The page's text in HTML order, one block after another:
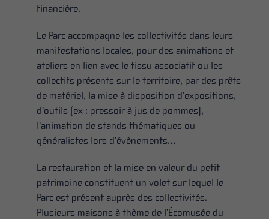
financière.
Le Parc accompagne les collectivités dans leurs
manifestations locales, pour des animations et
ateliers en lien avec le tissu associatif ou les
collectifs présents sur le territoire, par des prêts
de matériel, la mise à disposition d’expositions,
d’outils (ex : pressoir à jus de pommes),
l’animation de stands thématiques ou
généralistes lors d’évènements…
La restauration et la mise en valeur du petit
patrimoine constituent un volet sur lequel le
Parc est présent auprès des collectivités.
Plusieurs maisons à thème de l’Écomusée du